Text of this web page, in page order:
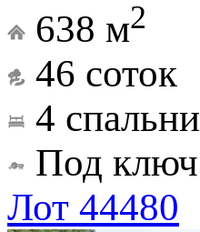
638 м2
46 соток
4 спальни
Под ключ
Лот 44480